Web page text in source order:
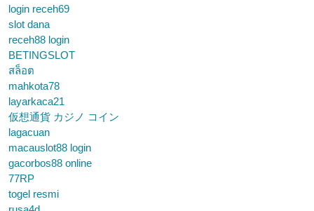
login receh69
slot dana
receh88 login
BETINGSLOT
สล็อต
mahkota78
layarkaca21
仮想通貨 カジノ コイン
lagacuan
macauslot88 login
gacorbos88 online
77RP
togel resmi